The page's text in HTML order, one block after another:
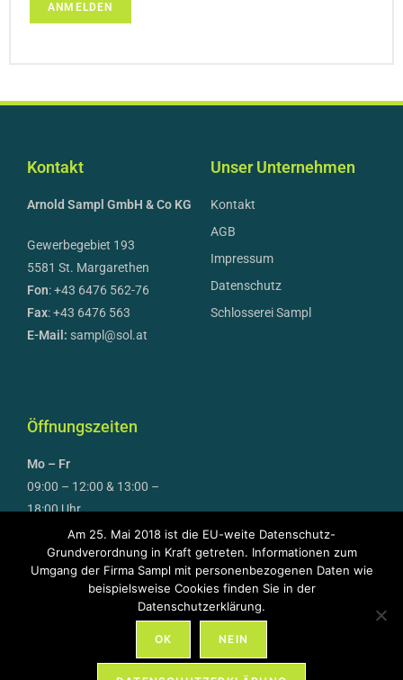
ANMELDEN
Kontakt
Arnold Sampl GmbH & Co KG
Gewerbegebiet 193
5581 St. Margarethen
Fon: +43 6476 562-76
Fax: +43 6476 563
E-Mail: sampl@sol.at
Unser Unternehmen
Kontakt
AGB
Impressum
Datenschutz
Schlosserei Sampl
Öffnungszeiten
Mo – Fr
09:00 – 12:00 & 13:00 –
18:00 Uhr
April bis September auch
Samstag
09:00 – 12:00 Uhr
Am 25. Mai 2018 ist die EU-weite Datenschutz-
Grundverordnung in Kraft getreten. Informationen zum
Umgang der Firma Sampl mit personenbezogenen Daten wie
beispielsweise Cookies finden Sie in der
Datenschutzerklärung.
OK NEIN